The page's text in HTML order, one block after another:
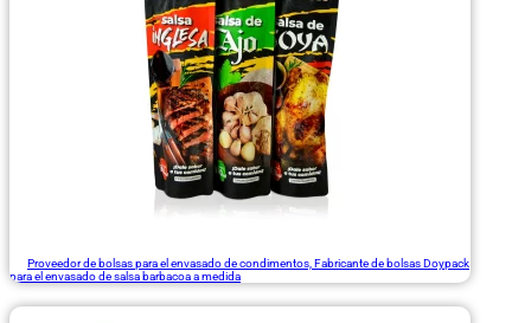
Proveedor de bolsas para el envasado de condimentos, Fabricante de bolsas Doypack
para el envasado de salsa barbacoa a medida